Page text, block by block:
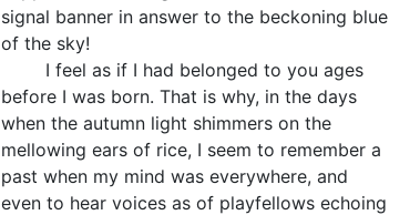
signal banner in answer to the beckoning blue
of the sky!
I feel as if I had belonged to you ages
before I was born. That is why, in the days
when the autumn light shimmers on the
mellowing ears of rice, I seem to remember a
past when my mind was everywhere, and
even to hear voices as of playfellows echoing